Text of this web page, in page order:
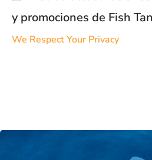
y promociones de Fish
We Respect Your Privacy